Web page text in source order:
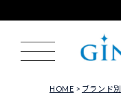
HOME ブランド別